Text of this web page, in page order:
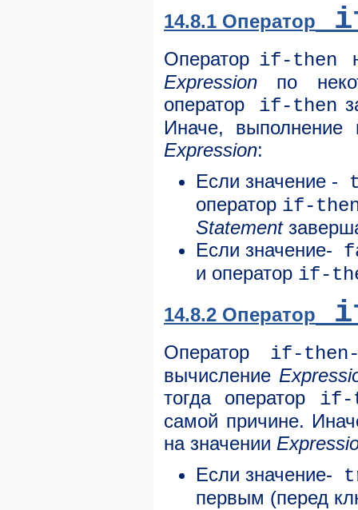
14.8.1 Оператор
Оператор if-then
Expression по
оператор if-then
Иначе, выполнение
Expression:
Если значение -
оператор if-
Statement
Если значение-
и оператор if-
14.8.2 Оператор
Оператор if-
вычисление
тогда оператор if-
самой причине.
на значении
Если значение-
первым (перед